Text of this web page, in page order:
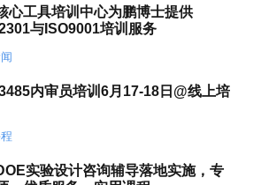
心工具培训中心为鹏博士提供
与ISO9001培训服务
内审员培训6月17-18日@线上培
实验设计咨询辅导落地实施，专